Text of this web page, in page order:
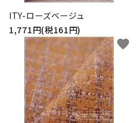
ITY-ローズベージュ
1,771円(税161円)
favorite